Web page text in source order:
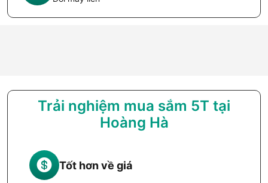
Trải nghiệm mua sắm 5T tại
Hoàng Hà
Tốt hơn về giá